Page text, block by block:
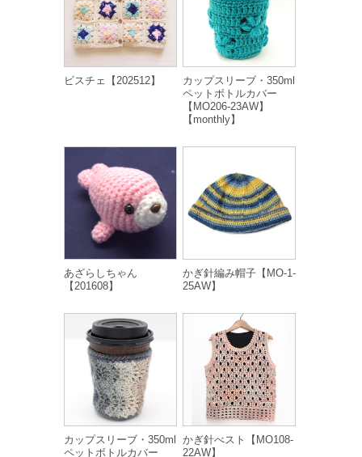
ビスチェ【202512】
カップスリーブ・350ml
ペットボトルカバー
【MO206-23AW】
【monthly】
あざらしちゃん
【201608】
かぎ針編み帽子【MO-1-
25AW】
カップスリーブ・350ml
ペットボトルカバー
かぎ針べスト【MO108-
22AW】